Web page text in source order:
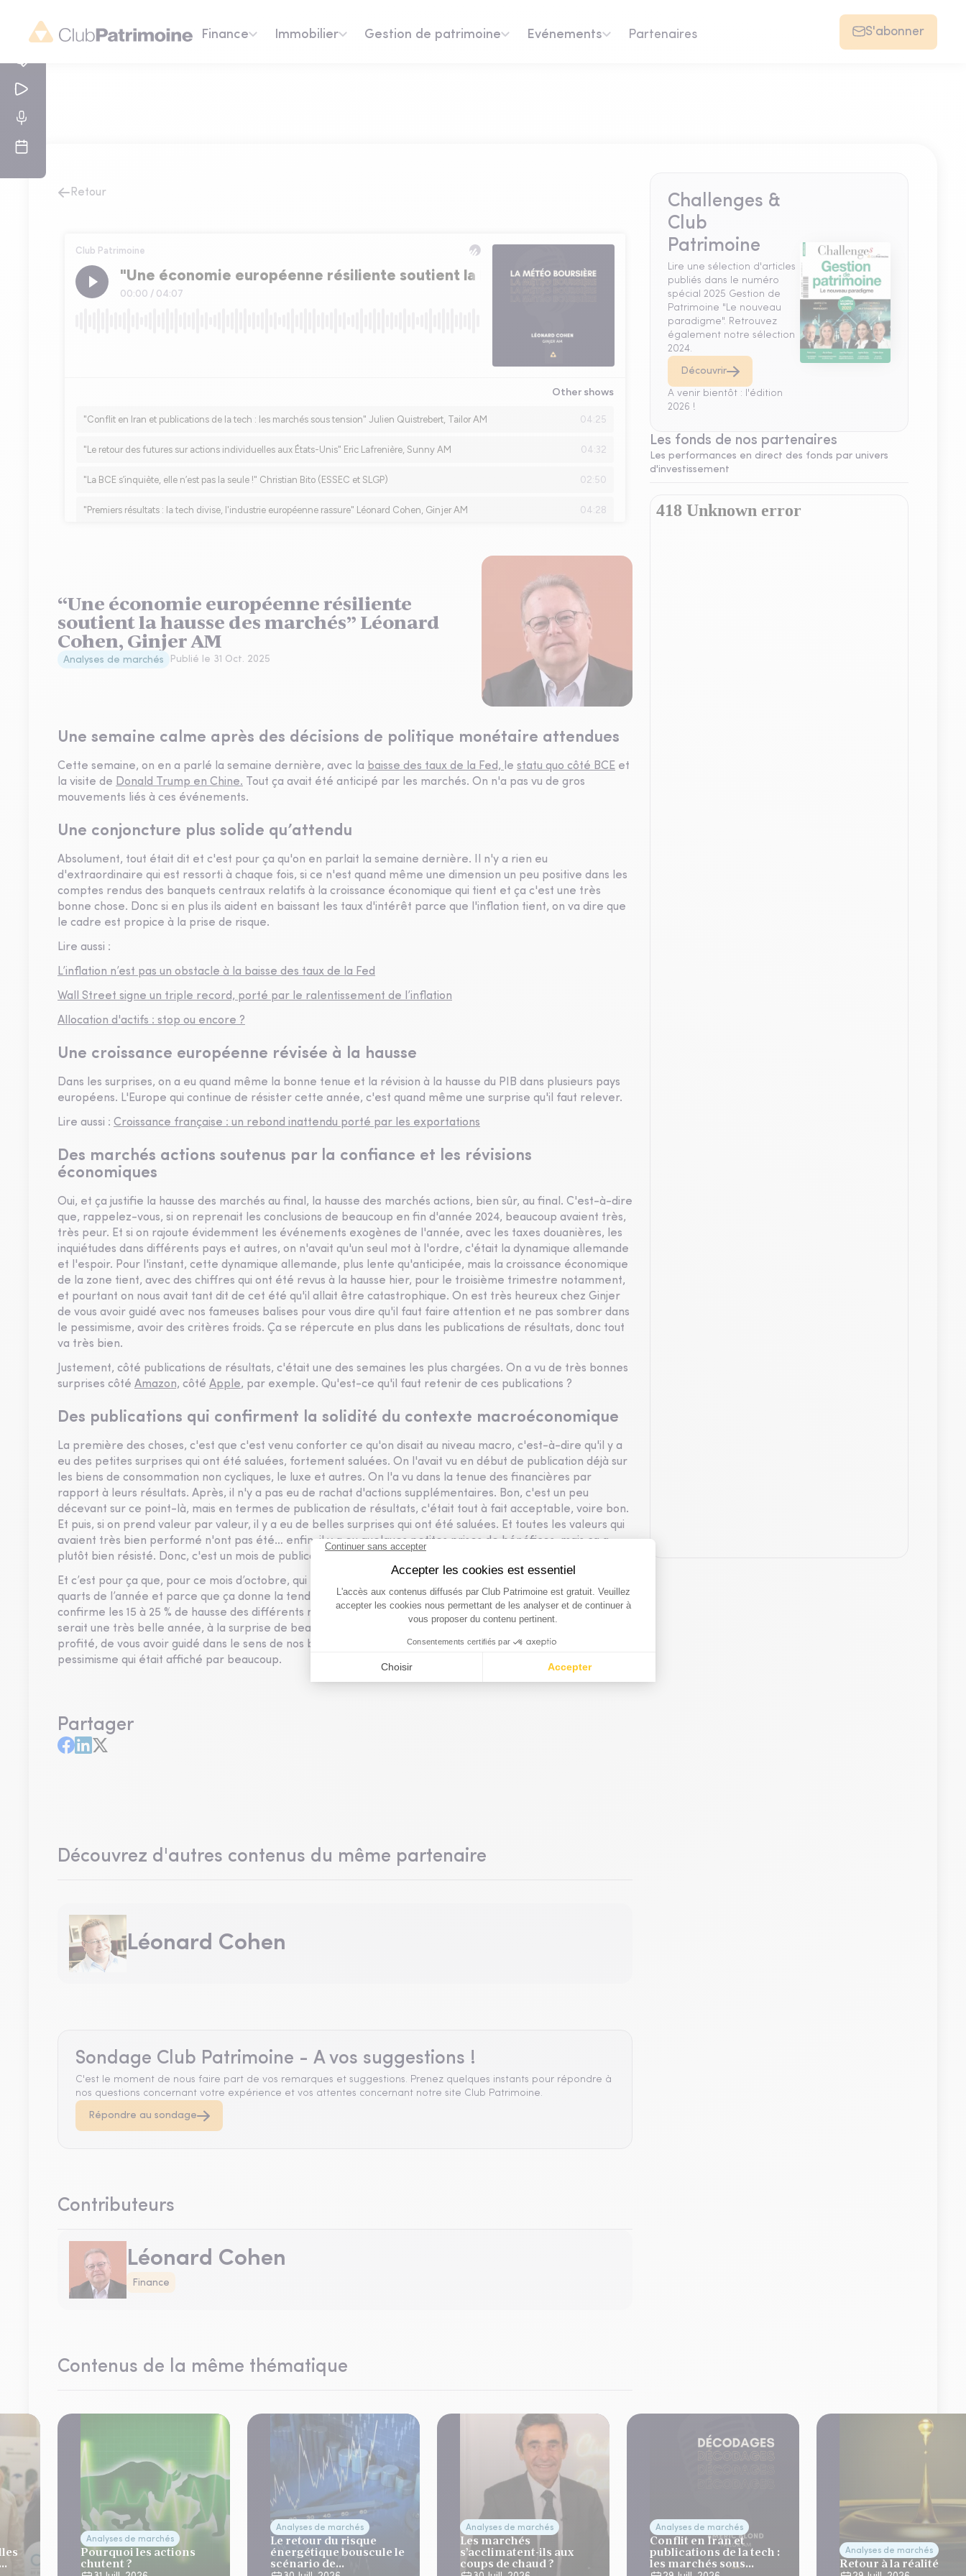
Finance Immobilier Gestion de patrimoine Evénements Partenaires S'abonner
Retour
“Une économie européenne résiliente
soutient la hausse des marchés” Léonard
Cohen, Ginjer AM
Analyses de marchés Publié le 31 Oct. 2025
Une semaine calme après des décisions de politique monétaire attendues
Cette semaine, on en a parlé la semaine dernière, avec la baisse des taux de la Fed, le statu quo côté BCE et
la visite de Donald Trump en Chine. Tout ça avait été anticipé par les marchés. On n'a pas vu de gros
mouvements liés à ces événements.
Une conjoncture plus solide qu’attendu
Absolument, tout était dit et c'est pour ça qu'on en parlait la semaine dernière. Il n'y a rien eu
d'extraordinaire qui est ressorti à chaque fois, si ce n'est quand même une dimension un peu positive dans les
comptes rendus des banquets centraux relatifs à la croissance économique qui tient et ça c'est une très
bonne chose. Donc si en plus ils aident en baissant les taux d'intérêt parce que l'inflation tient, on va dire que
le cadre est propice à la prise de risque.
Lire aussi :
L’inflation n’est pas un obstacle à la baisse des taux de la Fed
Wall Street signe un triple record, porté par le ralentissement de l’inflation
Allocation d'actifs : stop ou encore ?
Une croissance européenne révisée à la hausse
Dans les surprises, on a eu quand même la bonne tenue et la révision à la hausse du PIB dans plusieurs pays
européens. L'Europe qui continue de résister cette année, c'est quand même une surprise qu'il faut relever.
Lire aussi : Croissance française : un rebond inattendu porté par les exportations
Des marchés actions soutenus par la confiance et les révisions
économiques
Oui, et ça justifie la hausse des marchés au final, la hausse des marchés actions, bien sûr, au final. C'est-à-dire
que, rappelez-vous, si on reprenait les conclusions de beaucoup en fin d'année 2024, beaucoup avaient très,
très peur. Et si on rajoute évidemment les événements exogènes de l'année, avec les taxes douanières, les
inquiétudes dans différents pays et autres, on n'avait qu'un seul mot à l'ordre, c'était la dynamique allemande
et l'espoir. Pour l'instant, cette dynamique allemande, plus lente qu'anticipée, mais la croissance économique
de la zone tient, avec des chiffres qui ont été revus à la hausse hier, pour le troisième trimestre notamment,
et pourtant on nous avait tant dit de cet été qu'il allait être catastrophique. On est très heureux chez Ginjer
de vous avoir guidé avec nos fameuses balises pour vous dire qu'il faut faire attention et ne pas sombrer dans
le pessimisme, avoir des critères froids. Ça se répercute en plus dans les publications de résultats, donc tout
va très bien.
Justement, côté publications de résultats, c'était une des semaines les plus chargées. On a vu de très bonnes
surprises côté Amazon, côté Apple, par exemple. Qu'est-ce qu'il faut retenir de ces publications ?
Des publications qui confirment la solidité du contexte macroéconomique
La première des choses, c'est que c'est venu conforter ce qu'on disait au niveau macro, c'est-à-dire qu'il y a
eu des petites surprises qui ont été saluées, fortement saluées. On l'avait vu en début de publication déjà sur
les biens de consommation non cycliques, le luxe et autres. On l'a vu dans la tenue des financières par
rapport à leurs résultats. Après, il n'y a pas eu de rachat d'actions supplémentaires. Bon, c'est un peu
décevant sur ce point-là, mais en termes de publication de résultats, c'était tout à fait acceptable, voire bon.
Et puis, si on prend valeur par valeur, il y a eu de belles surprises qui ont été saluées. Et toutes les valeurs qui
avaient très bien performé n'ont pas été… enfin, il y a eu quelques petites prises de bénéfices, mais ça a
plutôt bien résisté. Donc, c'est un mois de publication de résultats qui est plutôt salué.
Et c’est pour ça que, pour ce mois d’octobre, qui est souvent un mois très difficile parce que ce sont les trois
quarts de l’année et parce que ça donne la tendance, en fin de compte, globale de l’année, que l’on
confirme les 15 à 25 % de hausse des différents marchés actions. Au moment où nous parlons, l’année 2025,
serait une très belle année, à la surprise de beaucoup. Là encore, on est très contents chez Ginjer d’en avoir
profité, de vous avoir guidé dans le sens de nos balises et de nos critères froids et de ne pas sombrer dans le
pessimisme qui était affiché par beaucoup.
Partager
Découvrez d'autres contenus du même partenaire
Léonard Cohen
Sondage Club Patrimoine - A vos suggestions !
C'est le moment de nous faire part de vos remarques et suggestions. Prenez quelques instants pour répondre à
nos questions concernant votre expérience et vos attentes concernant notre site Club Patrimoine.
Répondre au sondage
Contributeurs
Léonard Cohen
Finance
Contenus de la même thématique
Analyses de marchés
Pourquoi les actions
chutent ?
Analyses de marchés
Le retour du risque
énergétique bouscule le
scénario de
Analyses de marchés
Les marchés
s’acclimatent-ils aux
coups de chaud ?
Analyses de marchés
Conflit en Iran et
publications de la tech :
les marchés sous
Analyses de marchés
Retour à la réalité
Challenges &
Club
Patrimoine
Lire une sélection d'articles
publiés dans le numéro
spécial 2025 Gestion de
Patrimoine "Le nouveau
paradigme". Retrouvez
également notre sélection
2024.
Découvrir
A venir bientôt : l'édition
2026 !
Les fonds de nos partenaires
Les performances en direct des fonds par univers
d'investissement